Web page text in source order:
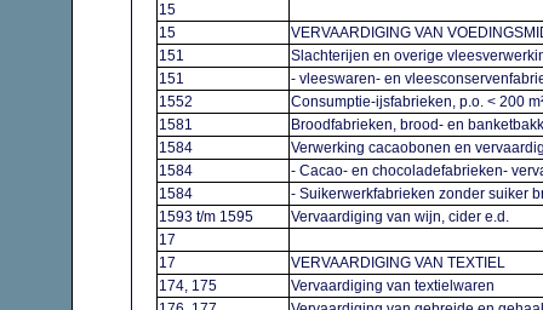
15
15
VERVAARDIGING VAN
151
Slachterijen en overige
151
- vleeswaren- en
1552
Consumptie-ijsfabrieken, p.o. < 200
1581
Broodfabrieken, brood- en
1584
Verwerking cacaobonen en
1584
- Cacao- en chocoladefabrieken-
1584
- Suikerwerkfabrieken zonder suiker
1593 t/m 1595
Vervaardiging van wijn, cider e.d.
17
17
VERVAARDIGING VAN TEXTIEL
174, 175
Vervaardiging van textielwaren